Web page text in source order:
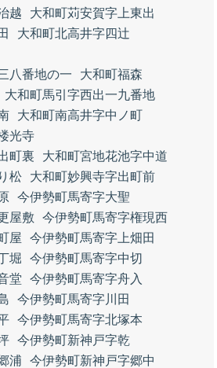
越
大和町苅安賀字上東出
大和町北高井字四辻
八番地の一
大和町福森
大和町馬引字西出一九番地
大和町南高井字中ノ町
光寺
町裏
大和町宮地花池字中道
松
大和町妙興寺字出町前
今伊勢町馬寄字大聖
屋敷
今伊勢町馬寄字権現西
屋
今伊勢町馬寄字上畑田
堀
今伊勢町馬寄字中切
堂
今伊勢町馬寄字舟入
今伊勢町馬寄字川田
今伊勢町馬寄字北塚本
今伊勢町新神戸字乾
浦
今伊勢町新神戸字郷中